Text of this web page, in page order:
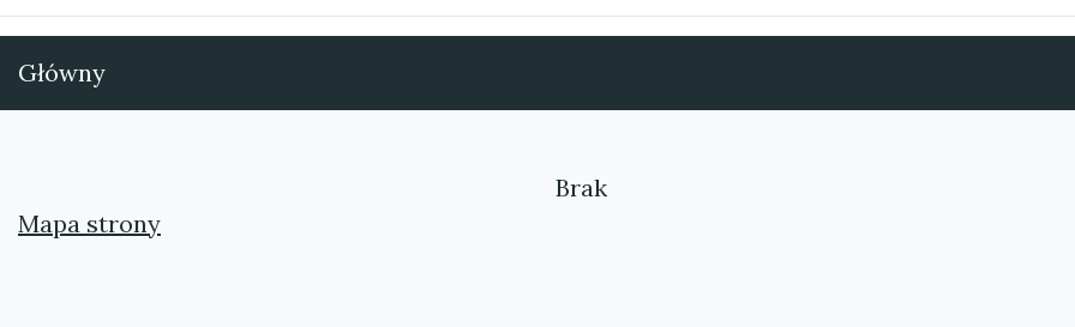
Główny
Mapa strony
Brak